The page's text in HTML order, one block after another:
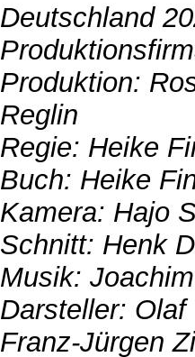
Deutschland
Produktion:
Reglin
Regie: Heike
Buch: Heike
Kamera: Hajo
Schnitt: Henk
Musik:
Darsteller:
Franz-Jürgen